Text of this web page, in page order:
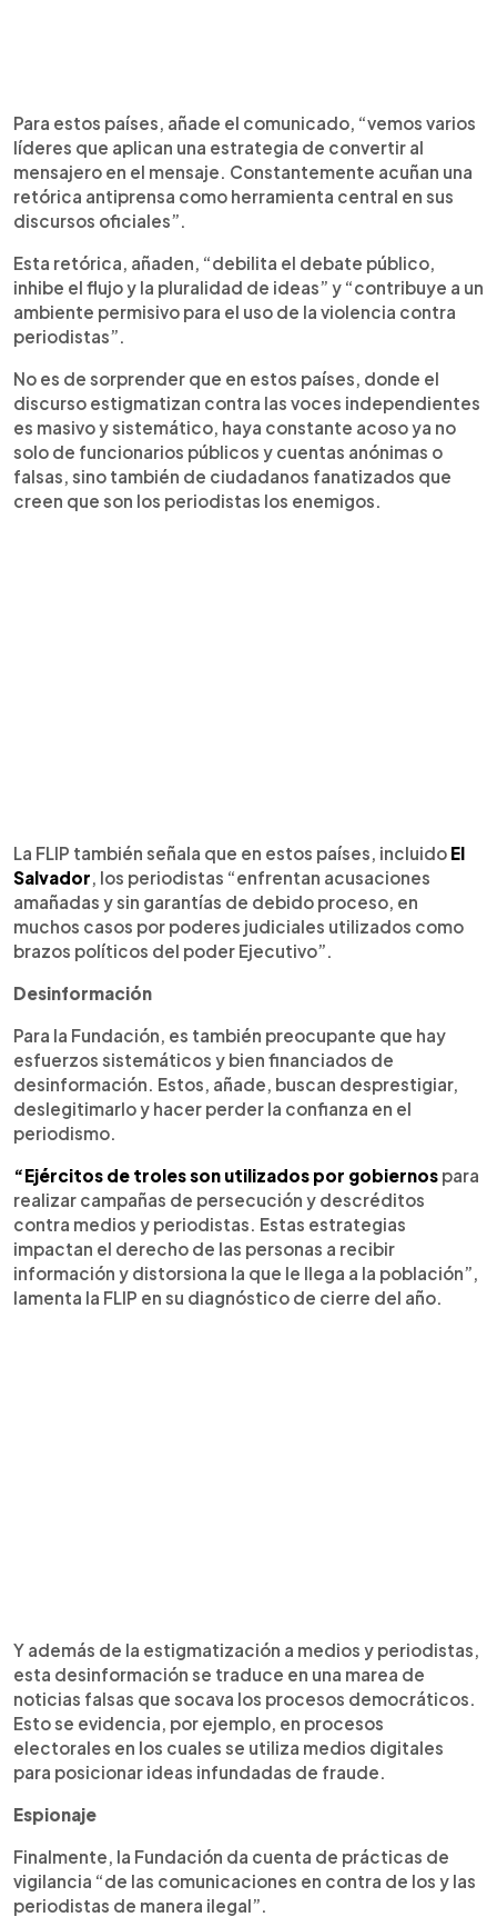
Para estos países, añade el comunicado, “vemos varios
líderes que aplican una estrategia de convertir al
mensajero en el mensaje. Constantemente acuñan una
retórica antiprensa como herramienta central en sus
discursos oficiales”.
Esta retórica, añaden, “debilita el debate público,
inhibe el flujo y la pluralidad de ideas” y “contribuye a un
ambiente permisivo para el uso de la violencia contra
periodistas”.
No es de sorprender que en estos países, donde el
discurso estigmatizan contra las voces independientes
es masivo y sistemático, haya constante acoso ya no
solo de funcionarios públicos y cuentas anónimas o
falsas, sino también de ciudadanos fanatizados que
creen que son los periodistas los enemigos.
La FLIP también señala que en estos países, incluido El
Salvador, los periodistas “enfrentan acusaciones
amañadas y sin garantías de debido proceso, en
muchos casos por poderes judiciales utilizados como
brazos políticos del poder Ejecutivo”.
Desinformación
Para la Fundación, es también preocupante que hay
esfuerzos sistemáticos y bien financiados de
desinformación. Estos, añade, buscan desprestigiar,
deslegitimarlo y hacer perder la confianza en el
periodismo.
“Ejércitos de troles son utilizados por gobiernos para
realizar campañas de persecución y descréditos
contra medios y periodistas. Estas estrategias
impactan el derecho de las personas a recibir
información y distorsiona la que le llega a la población”,
lamenta la FLIP en su diagnóstico de cierre del año.
Y además de la estigmatización a medios y periodistas,
esta desinformación se traduce en una marea de
noticias falsas que socava los procesos democráticos.
Esto se evidencia, por ejemplo, en procesos
electorales en los cuales se utiliza medios digitales
para posicionar ideas infundadas de fraude.
Espionaje
Finalmente, la Fundación da cuenta de prácticas de
vigilancia “de las comunicaciones en contra de los y las
periodistas de manera ilegal”.